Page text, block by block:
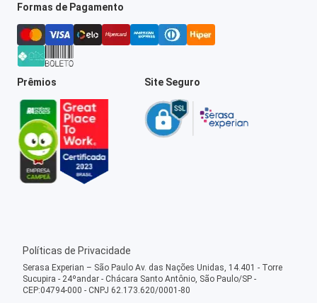
Formas de Pagamento
Prêmios Site Seguro
Políticas de Privacidade
Serasa Experian – São Paulo Av. das Nações Unidas, 14.401 - Torre
Sucupira - 24ºandar - Chácara Santo Antônio, São Paulo/SP -
CEP:04794-000 - CNPJ 62.173.620/0001-80